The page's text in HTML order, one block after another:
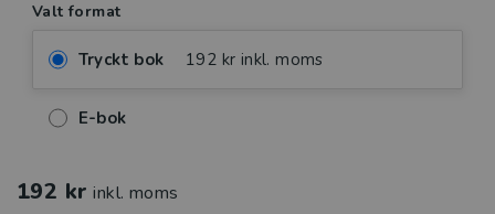
Valt format
Tryckt bok 192 kr inkl. moms
E-bok
192 kr inkl. moms